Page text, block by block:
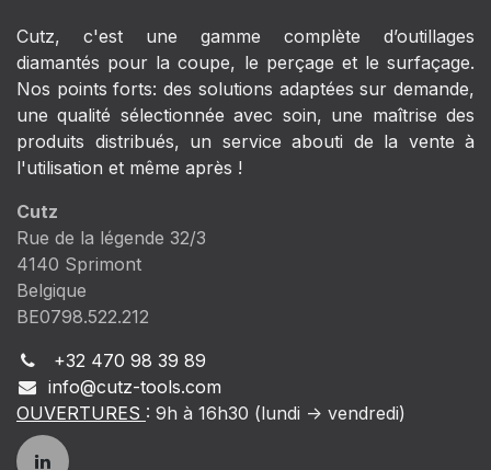
Cutz, c'est une gamme complète d’outillages
diamantés pour la coupe, le perçage et le surfaçage.
Nos points forts: des solutions adaptées sur demande,
une qualité sélectionnée avec soin, une maîtrise des
produits distribués, un service abouti de la vente à
l'utilisation et même après !
Cutz
Rue de la légende 32/3
4140 Sprimont
Belgique
BE0798.522.212
+32 470 98 39 89
info@cutz-tools.com
OUVERTURES : 9h à 16h30 (lundi -> vendredi)